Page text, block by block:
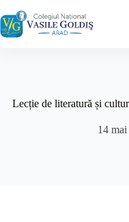
la
conținut
Lecție de literatură și
14